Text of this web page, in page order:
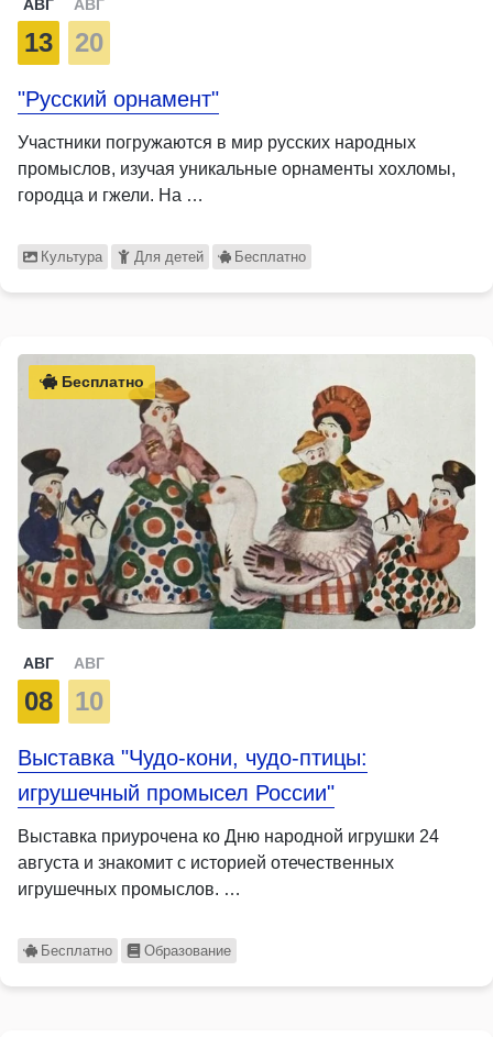
АВГ
13
АВГ
20
"Русский орнамент"
Участники погружаются в мир русских народных
промыслов, изучая уникальные орнаменты хохломы,
городца и гжели. На …
Культура Для детей Бесплатно
Бесплатно
АВГ
08
АВГ
10
Выставка "Чудо-кони, чудо-птицы:
игрушечный промысел России"
Выставка приурочена ко Дню народной игрушки 24
августа и знакомит с историей отечественных
игрушечных промыслов. …
Бесплатно Образование